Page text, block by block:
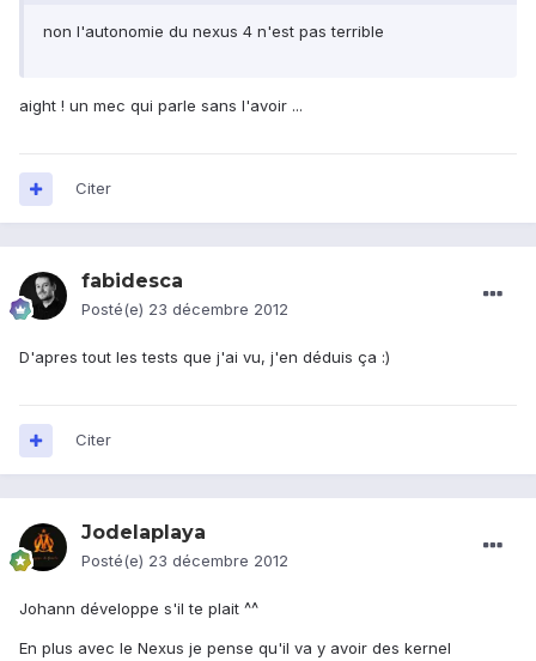
non l'autonomie du nexus 4 n'est pas terrible
aight ! un mec qui parle sans l'avoir ...
Citer
fabidesca
Posté(e) 23 décembre 2012
D'apres tout les tests que j'ai vu, j'en déduis ça :)
Citer
Jodelaplaya
Posté(e) 23 décembre 2012
Johann développe s'il te plait ^^
En plus avec le Nexus je pense qu'il va y avoir des kernel